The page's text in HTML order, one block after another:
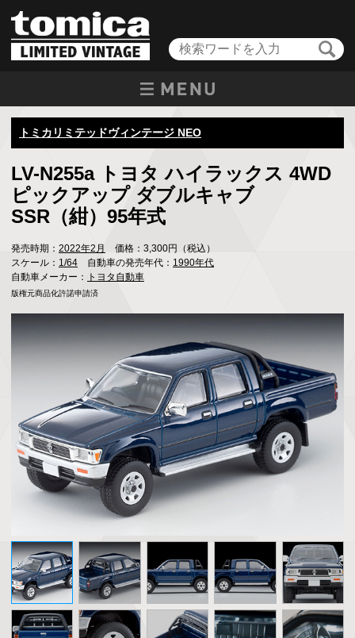
トミカリミテッドヴィンテージ NEO
LV-N255a トヨタ ハイラックス 4WD
ピックアップ ダブルキャブ
SSR（紺）95年式
発売時期： 2022年2月
価格：3,300円（税込）
スケール： 1/64 自動車の発売年代： 1990年代
自動車メーカー：
トヨタ自動車
版権元商品化許諾申請済